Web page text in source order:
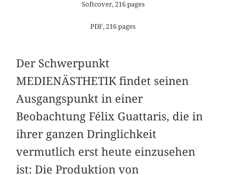
Softcover, 216 pages
PDF, 216 pages
Der Schwerpunkt
MEDIENÄSTHETIK findet seinen
Ausgangspunkt in einer
Beobachtung Félix Guattaris, die in
ihrer ganzen Dringlichkeit
vermutlich erst heute einzusehen
ist: Die Produktion von